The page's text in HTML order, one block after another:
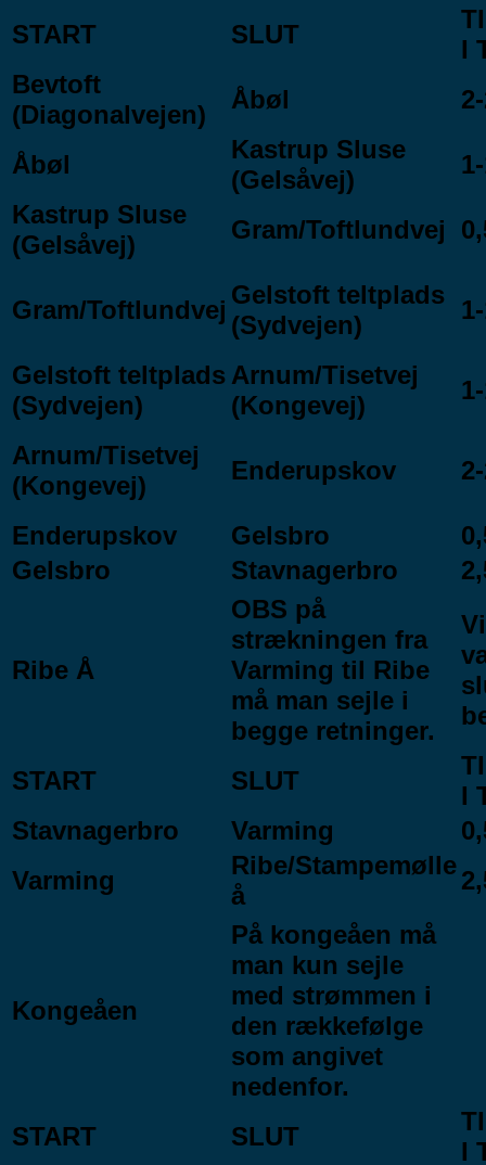
START
SLUT
I
Bevtoft
(Diagonalvejen)
Åbøl
Åbøl
Kastrup Sluse
(Gelsåvej)
Kastrup Sluse
(Gelsåvej)
Gram/Toftlundvej
Gram/Toftlundvej
Gelstoft teltplads
(Sydvejen)
Gelstoft teltplads
(Sydvejen)
Arnum/Tisetvej
(Kongevej)
Arnum/Tisetvej
(Kongevej)
Enderupskov
Enderupskov Gelsbro
Gelsbro
Stavnagerbro
Ribe Å
OBS på
strækningen fra
Varming til Ribe
må man sejle i
begge retninger.
START SLUT
I
Stavnagerbro
Varming
Varming
Ribe/Stampemølle
å
Kongeåen
På kongeåen må
man kun sejle
med strømmen i
den rækkefølge
som angivet
nedenfor.
START
SLUT
I